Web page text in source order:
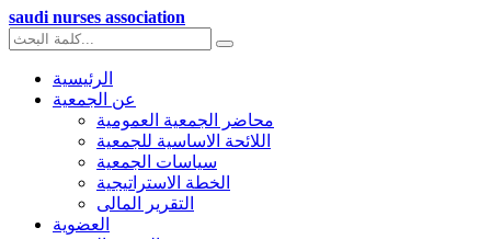
saudi nurses association
الرئيسية
عن الجمعية
محاضر الجمعية العمومية
اللائحة الاساسية للجمعية
سياسات الجمعية
الخطة الاستراتيجية
التقرير المالى
العضوية